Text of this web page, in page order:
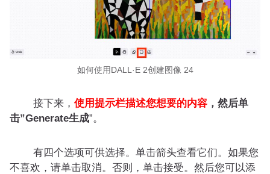
如何使用DALL·E 2创建图像 24
接下来， 使用提示栏描述您想要的内容 ，然后单
击”Generate生成”。
有四个选项可供选择。单击箭头查看它们。如果您
不喜欢，请单击取消。否则，单击接受。然后您可以添